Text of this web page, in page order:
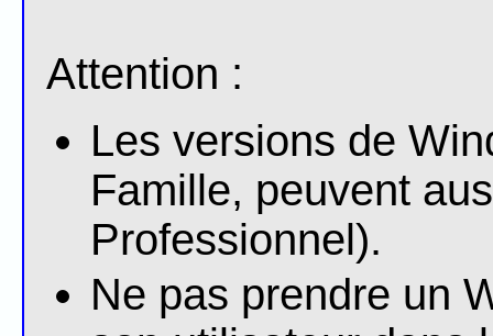
Attention :
Les versions de
Famille, peuvent
Professionnel).
Ne pas prendre un